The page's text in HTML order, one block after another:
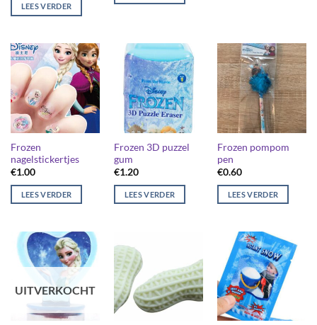
LEES VERDER
Frozen
nagelstickertjes
€1.00
LEES VERDER
Frozen 3D puzzel
gum
€1.20
LEES VERDER
Frozen pompom
pen
€0.60
LEES VERDER
UITVERKOCHT